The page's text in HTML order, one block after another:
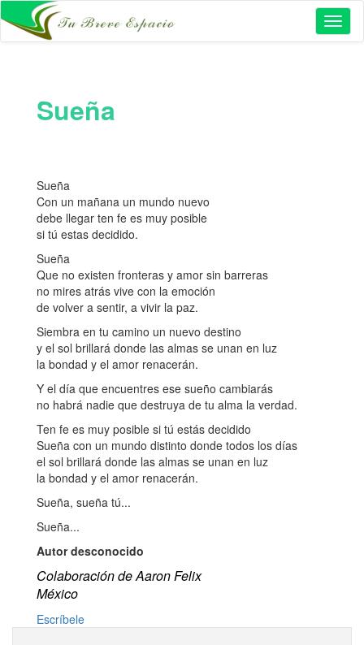
Sueña
Sueña
Con un mañana un mundo nuevo
debe llegar ten fe es muy posible
si tú estas decidido.
Sueña
Que no existen fronteras y amor sin barreras
no mires atrás vive con la emoción
de volver a sentir, a vivir la paz.
Siembra en tu camino un nuevo destino
y el sol brillará donde las almas se unan en luz
la bondad y el amor renacerán.
Y el día que encuentres ese sueño cambiarás
no habrá nadie que destruya de tu alma la verdad.
Ten fe es muy posible si tú estás decidido
Sueña con un mundo distinto donde todos los días
el sol brillará donde las almas se unan en luz
la bondad y el amor renacerán.
Sueña, sueña tú...
Sueña...
Autor desconocido
Colaboración de Aaron Felix
México
Escríbele